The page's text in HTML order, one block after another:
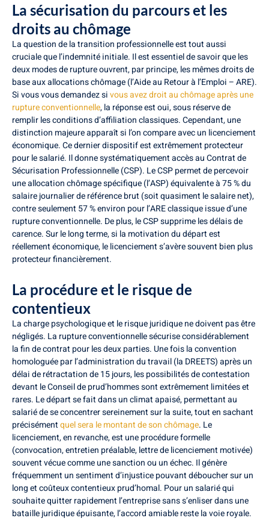
La sécurisation du parcours et les
droits au chômage
La question de la transition professionnelle est tout aussi
cruciale que l’indemnité initiale. Il est essentiel de savoir que les
deux modes de rupture ouvrent, par principe, les mêmes droits de
base aux allocations chômage (l’Aide au Retour à l’Emploi – ARE).
Si vous vous demandez sivous avez droit au chômage après une
rupture conventionnelle, la réponse est oui, sous réserve de
remplir les conditions d’affiliation classiques. Cependant, une
distinction majeure apparaît si l’on compare avec un licenciement
économique. Ce dernier dispositif est extrêmement protecteur
pour le salarié. Il donne systématiquement accès au Contrat de
Sécurisation Professionnelle (CSP). Le CSP permet de percevoir
une allocation chômage spécifique (l’ASP) équivalente à 75 % du
salaire journalier de référence brut (soit quasiment le salaire net),
contre seulement 57 % environ pour l’ARE classique issue d’une
rupture conventionnelle. De plus, le CSP supprime les délais de
carence. Sur le long terme, si la motivation du départ est
réellement économique, le licenciement s’avère souvent bien plus
protecteur financièrement.
La procédure et le risque de
contentieux
La charge psychologique et le risque juridique ne doivent pas être
négligés. La rupture conventionnelle sécurise considérablement
la fin de contrat pour les deux parties. Une fois la convention
homologuée par l’administration du travail (la DREETS) après un
délai de rétractation de 15 jours, les possibilités de contestation
devant le Conseil de prud’hommes sont extrêmement limitées et
rares. Le départ se fait dans un climat apaisé, permettant au
salarié de se concentrer sereinement sur la suite, tout en sachant
précisémentquel sera le montant de son chômage. Le
licenciement, en revanche, est une procédure formelle
(convocation, entretien préalable, lettre de licenciement motivée)
souvent vécue comme une sanction ou un échec. Il génère
fréquemment un sentiment d’injustice pouvant déboucher sur un
long et coûteux contentieux prud’homal. Pour un salarié qui
souhaite quitter rapidement l’entreprise sans s’enliser dans une
bataille juridique épuisante, l’accord amiable reste la voie royale.